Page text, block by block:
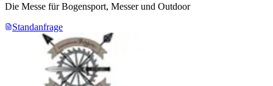
Die Messe für Bogensport, Messer und Outdoor
Standanfrage